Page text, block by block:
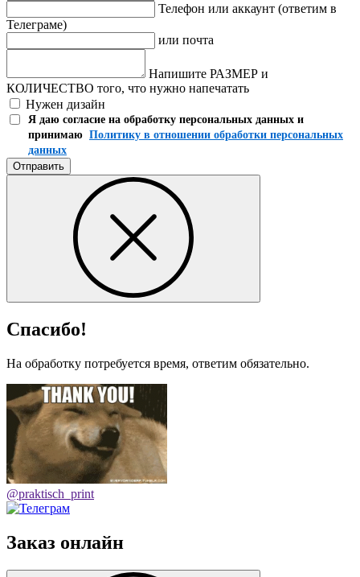
Телефон или аккаунт (ответим в
Телеграме)
или почта
Напишите РАЗМЕР и
КОЛИЧЕСТВО того, что нужно напечатать
Нужен дизайн
Я даю согласие на обработку персональных данных и
принимаю Политику в отношении обработки персональных
данных
Отправить
Спасибо!
На обработку потребуется время, ответим обязательно.
@praktisch_print
Заказ онлайн